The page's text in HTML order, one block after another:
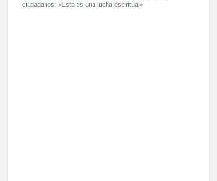
ciudadanos: «Esta es una lucha espiritual»